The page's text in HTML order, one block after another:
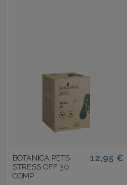
BOTANICA PETS
STRESS OFF 30
COMP
12,95 €